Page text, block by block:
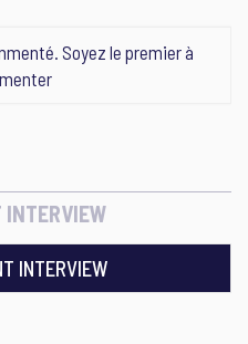
Soyez le premier à
INTERVIEW